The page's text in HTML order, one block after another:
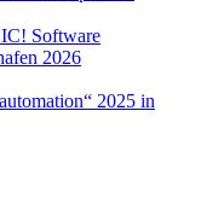
Software
2026
2025 in